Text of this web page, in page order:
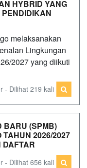
HYBRID YANG
melaksanakan
Lingkungan
2027 yang diikuti
- Dilihat 219 kali
BARU (SPMB)
TAHUN 2026/2027
- Dilihat 656 kali